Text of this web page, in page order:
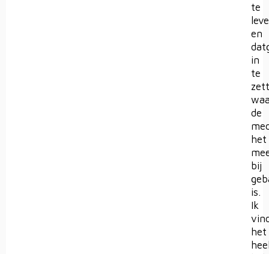
te
en
in
te
de
het
bij
is.
Ik
het